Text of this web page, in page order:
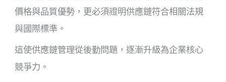
價格與品質優勢，更必須證明供應鏈符合相關法規
與國際標準。
這使供應鏈管理從後勤問題，逐漸升級為企業核心
競爭力。